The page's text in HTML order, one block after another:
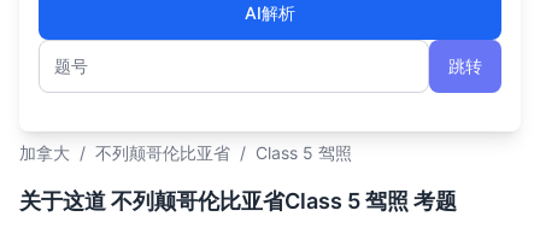
AI解析
题号
跳转
加拿大 / 不列颠哥伦比亚省 / Class 5 驾照
关于这道 不列颠哥伦比亚省Class 5 驾照 考题